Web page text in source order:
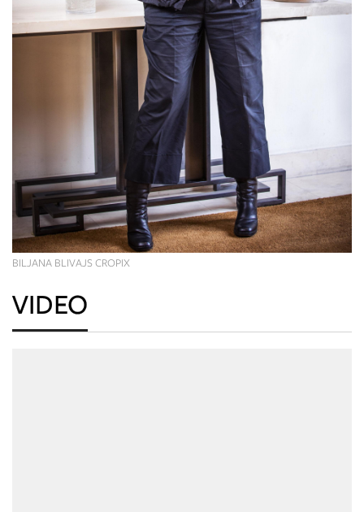
BILJANA BLIVAJS CROPIX
VIDEO